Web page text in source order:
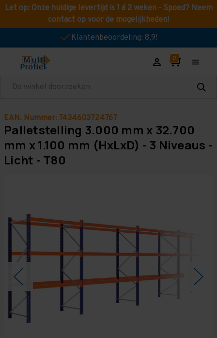
Let op: Onze huidige levertijd is 1 á 2 weken - Spoed? Neem
contact op voor de mogelijkheden!
Klantenbeoordeling: 8,9!
Zoeken
EAN. Nummer: 7434603724767
Palletstelling 3.000 mm x 32.700
mm x 1.100 mm (HxLxD) - 3 Niveaus -
Licht - T80